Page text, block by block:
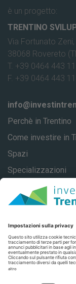
è un progetto:
TRENTINO
Via Fortunato Zeni,
38068 Rovereto
T. +39 0464 443
F. +39 0464 443
Perchè in Trentino
Come investire in
Spazi
Specializzazioni
About
Casi di successo
Contatti
Privacy
Privacy Settings